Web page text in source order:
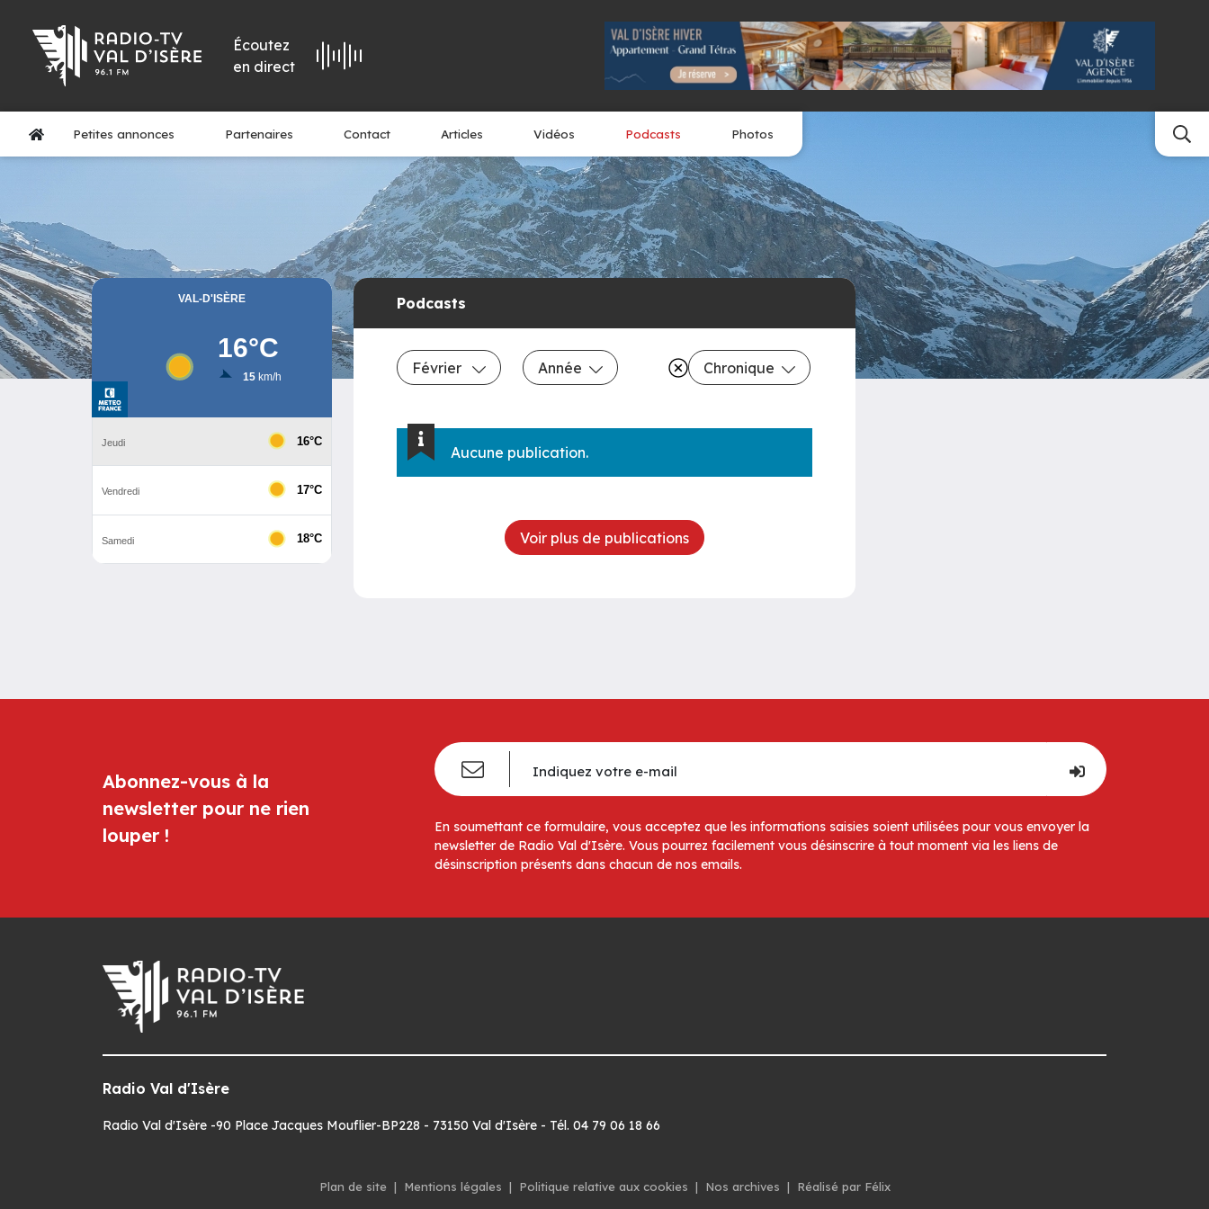
Écoutez
en direct
Petites annonces Partenaires Contact Articles Vidéos Podcasts Photos
Podcasts
Février Année Chronique
Aucune publication.
Voir plus de publications
Abonnez-vous à la
newsletter pour ne rien
louper !
En soumettant ce formulaire, vous acceptez que les informations saisies soient utilisées pour vous envoyer la
newsletter de Radio Val d'Isère. Vous pourrez facilement vous désinscrire à tout moment via les liens de
désinscription présents dans chacun de nos emails.
Radio Val d'Isère
Radio Val d'Isère -90 Place Jacques Mouflier-BP228 - 73150 Val d'Isère - Tél. 04 79 06 18 66
Plan de site | Mentions légales | Politique relative aux cookies | Nos archives | Réalisé par Félix